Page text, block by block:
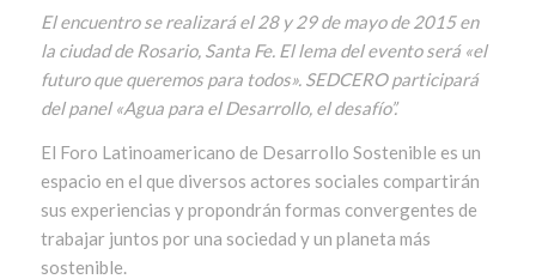
El encuentro se realizará el 28 y 29 de mayo de 2015 en
la ciudad de Rosario, Santa Fe. El lema del evento será «el
futuro que queremos para todos». SEDCERO participará
del panel «Agua para el Desarrollo, el desafío”.
El Foro Latinoamericano de Desarrollo Sostenible es un
espacio en el que diversos actores sociales compartirán
sus experiencias y propondrán formas convergentes de
trabajar juntos por una sociedad y un planeta más
sostenible.